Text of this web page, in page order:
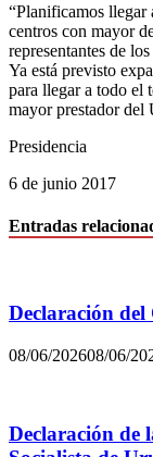
“Planificamos llegar
centros con mayor
representantes de
Ya está previsto
para llegar a todo el
mayor prestador del
Presidencia
6 de junio 2017
Entradas
Declaración
08/06/202608/06/
Declaración de